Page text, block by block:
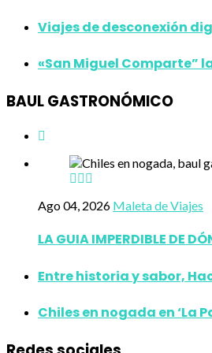
Viajes de desconexión
«San Miguel Comparte”
BAUL GASTRONÓMICO
Ago 04, 2026 Maleta de Viajes
LA GUIA IMPERDIBLE DE
Entre historia y sabor,
Chiles en nogada en ‘La